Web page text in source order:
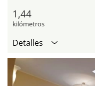
1,44
kilómetros
Detalles